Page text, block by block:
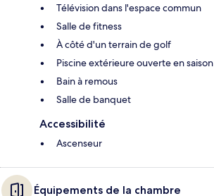
Télévision dans l'espace commun
Salle de fitness
À côté d'un terrain de golf
Piscine extérieure ouverte en saison
Bain à remous
Salle de banquet
Accessibilité
Ascenseur
Équipements de la chambre